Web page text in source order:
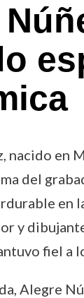
nacido en
del
en
y
fiel a
Alegre